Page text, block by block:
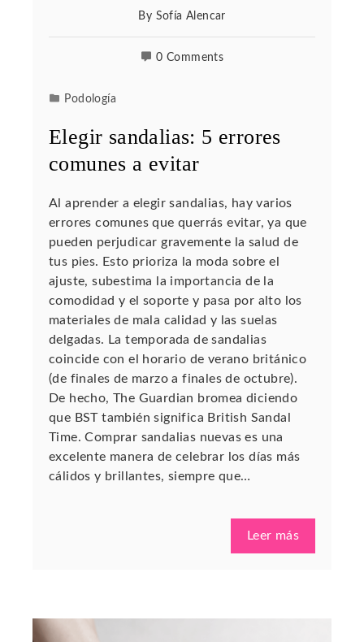
By Sofía Alencar
0 Comments
Podología
Elegir sandalias: 5 errores
comunes a evitar
Al aprender a elegir sandalias, hay varios
errores comunes que querrás evitar, ya que
pueden perjudicar gravemente la salud de
tus pies. Esto prioriza la moda sobre el
ajuste, subestima la importancia de la
comodidad y el soporte y pasa por alto los
materiales de mala calidad y las suelas
delgadas. La temporada de sandalias
coincide con el horario de verano británico
(de finales de marzo a finales de octubre).
De hecho, The Guardian bromea diciendo
que BST también significa British Sandal
Time. Comprar sandalias nuevas es una
excelente manera de celebrar los días más
cálidos y brillantes, siempre que…
Leer más